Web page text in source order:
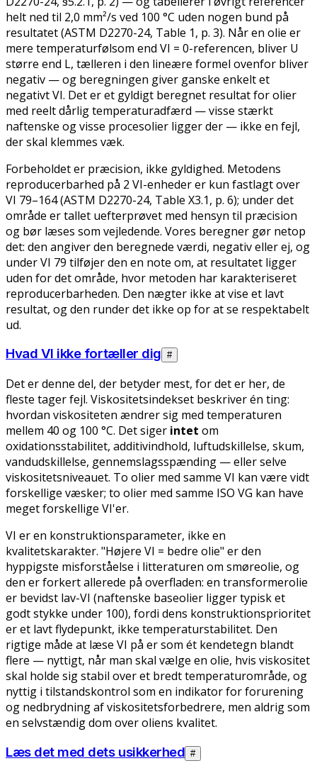
helt ned til 2,0 mm²/s ved 100 °C uden nogen bund på
resultatet (ASTM D2270-24, Table 1, p. 3). Når en olie er
mere temperaturfølsom end VI = 0-referencen, bliver U
større end L, tælleren i den lineære formel ovenfor bliver
negativ — og beregningen giver ganske enkelt et
negativt VI. Det er et gyldigt beregnet resultat for olier
med reelt dårlig temperaturadfærd — visse stærkt
naftenske og visse procesolier ligger der — ikke en fejl,
der skal klemmes væk.
Forbeholdet er præcision, ikke gyldighed. Metodens
reproducerbarhed på 2 VI-enheder er kun fastlagt over
VI 79–164 (ASTM D2270-24, Table X3.1, p. 6); under det
område er tallet uefterprøvet med hensyn til præcision
og bør læses som vejledende. Vores beregner gør netop
det: den angiver den beregnede værdi, negativ eller ej, og
under VI 79 tilføjer den en note om, at resultatet ligger
uden for det område, hvor metoden har karakteriseret
reproducerbarheden. Den nægter ikke at vise et lavt
resultat, og den runder det ikke op for at se respektabelt
ud.
Hvad VI ikke fortæller dig #
Det er denne del, der betyder mest, for det er her, de
fleste tager fejl. Viskositetsindekset beskriver én ting:
hvordan viskositeten ændrer sig med temperaturen
mellem 40 og 100 °C. Det siger intet om
oxidationsstabilitet, additivindhold, luftudskillelse, skum,
vandudskillelse, gennemslagsspænding — eller selve
viskositetsniveauet. To olier med samme VI kan være vidt
forskellige væsker; to olier med samme ISO VG kan have
meget forskellige VI'er.
VI er en konstruktionsparameter, ikke en
kvalitetskarakter. "Højere VI = bedre olie" er den
hyppigste misforståelse i litteraturen om smøreolie, og
den er forkert allerede på overfladen: en transformerolie
er bevidst lav-VI (naftenske baseolier ligger typisk et
godt stykke under 100), fordi dens konstruktionsprioritet
er et lavt flydepunkt, ikke temperaturstabilitet. Den
rigtige måde at læse VI på er som ét kendetegn blandt
flere — nyttigt, når man skal vælge en olie, hvis viskositet
skal holde sig stabil over et bredt temperaturområde, og
nyttig i tilstandskontrol som en indikator for forurening
og nedbrydning af viskositetsforbedrere, men aldrig som
en selvstændig dom over oliens kvalitet.
Læs det med dets usikkerhed #